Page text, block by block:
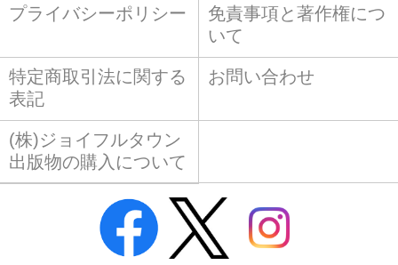
プライバシーポリシー
免責事項と著作権につ
いて
特定商取引法に関する
表記
お問い合わせ
(株)ジョイフルタウン
出版物の購入について